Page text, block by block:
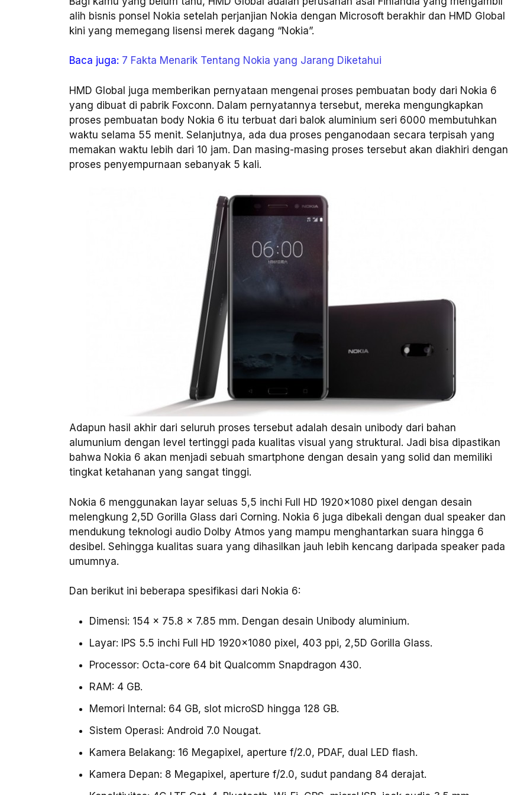
alih bisnis ponsel Nokia setelah perjanjian Nokia dengan Microsoft berakhir dan HMD Global
kini yang memegang lisensi merek dagang “Nokia”.
Baca juga: 7 Fakta Menarik Tentang Nokia yang Jarang Diketahui
HMD Global juga memberikan pernyataan mengenai proses pembuatan body dari Nokia 6
yang dibuat di pabrik Foxconn. Dalam pernyatannya tersebut, mereka mengungkapkan
proses pembuatan body Nokia 6 itu terbuat dari balok aluminium seri 6000 membutuhkan
waktu selama 55 menit. Selanjutnya, ada dua proses penganodaan secara terpisah yang
memakan waktu lebih dari 10 jam. Dan masing-masing proses tersebut akan diakhiri dengan
proses penyempurnaan sebanyak 5 kali.
Adapun hasil akhir dari seluruh proses tersebut adalah desain unibody dari bahan
alumunium dengan level tertinggi pada kualitas visual yang struktural. Jadi bisa dipastikan
bahwa Nokia 6 akan menjadi sebuah smartphone dengan desain yang solid dan memiliki
tingkat ketahanan yang sangat tinggi.
Nokia 6 menggunakan layar seluas 5,5 inchi Full HD 1920×1080 pixel dengan desain
melengkung 2,5D Gorilla Glass dari Corning. Nokia 6 juga dibekali dengan dual speaker dan
mendukung teknologi audio Dolby Atmos yang mampu menghantarkan suara hingga 6
desibel. Sehingga kualitas suara yang dihasilkan jauh lebih kencang daripada speaker pada
umumnya.
Dan berikut ini beberapa spesifikasi dari Nokia 6:
Dimensi: 154 x 75.8 x 7.85 mm. Dengan desain Unibody aluminium.
Layar: IPS 5.5 inchi Full HD 1920×1080 pixel, 403 ppi, 2,5D Gorilla Glass.
Processor: Octa-core 64 bit Qualcomm Snapdragon 430.
RAM: 4 GB.
Memori Internal: 64 GB, slot microSD hingga 128 GB.
Sistem Operasi: Android 7.0 Nougat.
Kamera Belakang: 16 Megapixel, aperture f/2.0, PDAF, dual LED flash.
Kamera Depan: 8 Megapixel, aperture f/2.0, sudut pandang 84 derajat.